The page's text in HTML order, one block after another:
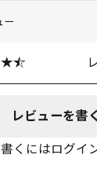
ー
レビューを書く
くにはログイ